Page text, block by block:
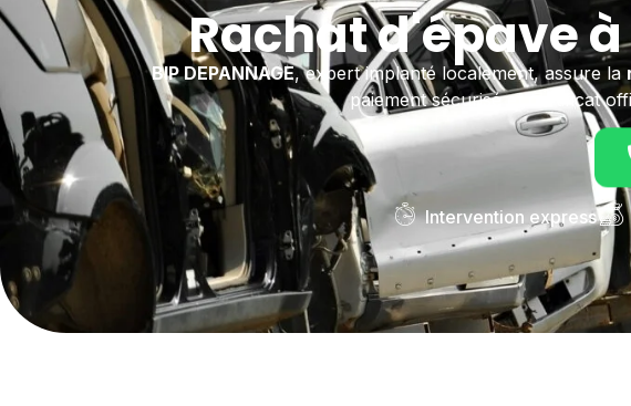
Rachat d'épave
BIP DEPANNAGE, expert implanté localement, assure la
paiement sécurisé et certificat
Intervention express